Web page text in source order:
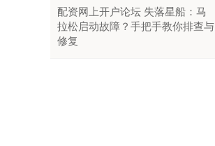
配资网上开户论坛 失落星船：马
拉松启动故障？手把手教你排查与
修复